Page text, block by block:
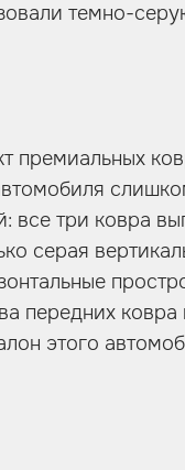
темно-
премиальных
все три ковра
серая
передних
этого